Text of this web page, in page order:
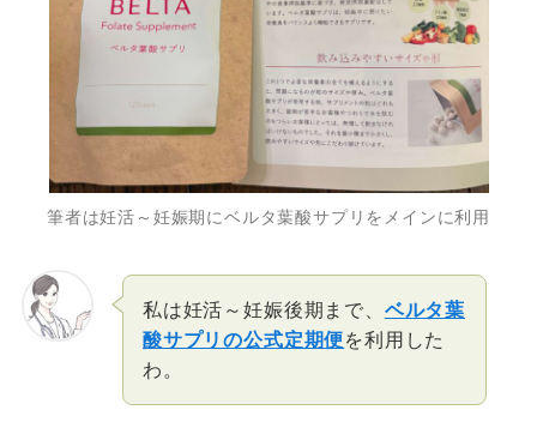
筆者は妊活～妊娠期にベルタ葉酸サプリをメインに利用
私は妊活～妊娠後期まで、 ベルタ葉
酸サプリの公式定期便を利用した
わ。